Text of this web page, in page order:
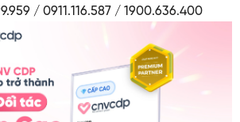
/ 0911.116.587 / 1900.636.400